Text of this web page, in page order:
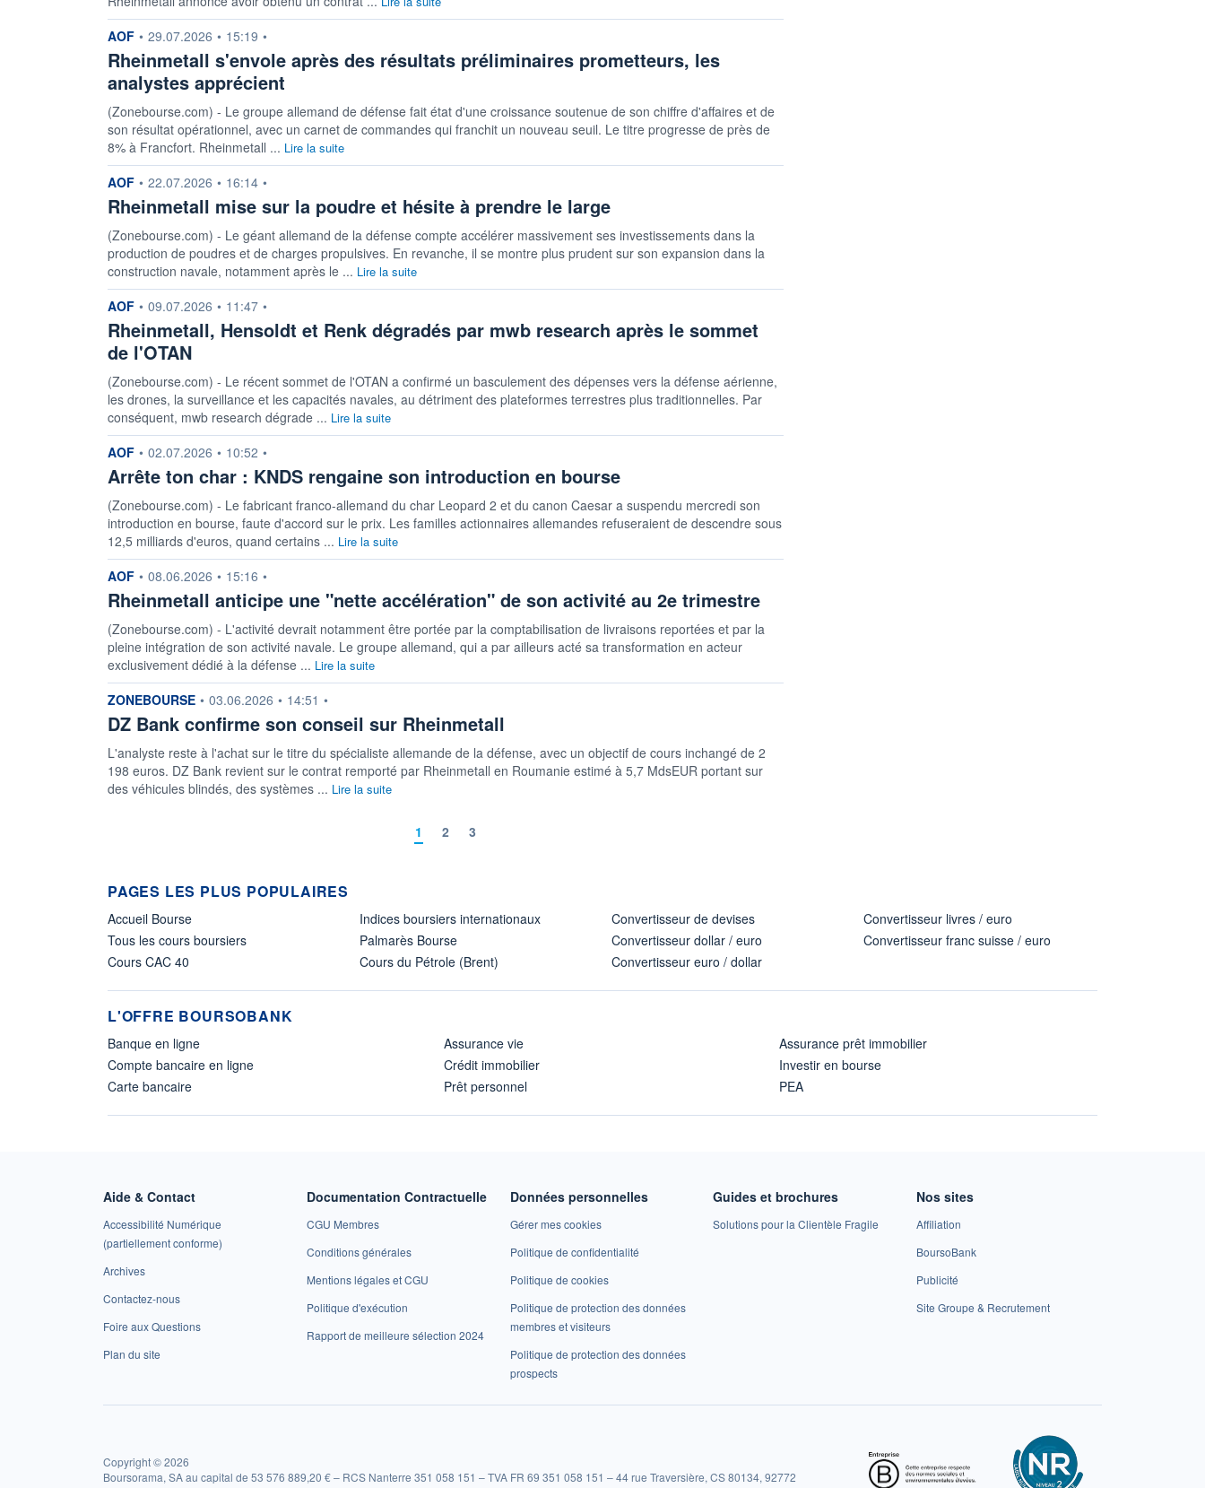
information fournie par
AOF • 29.07.2026 • 15:19 •
Rheinmetall s'envole après des résultats préliminaires prometteurs, les
analystes apprécient
(Zonebourse.com) - Le groupe allemand de défense fait état d'une croissance soutenue de son chiffre d'affaires et de
son résultat opérationnel, avec un carnet de commandes qui franchit un nouveau seuil. Le titre progresse de près de
8% à Francfort. Rheinmetall ... Lire la suite
information fournie par
AOF • 22.07.2026 • 16:14 •
Rheinmetall mise sur la poudre et hésite à prendre le large
(Zonebourse.com) - Le géant allemand de la défense compte accélérer massivement ses investissements dans la
production de poudres et de charges propulsives. En revanche, il se montre plus prudent sur son expansion dans la
construction navale, notamment après le ... Lire la suite
information fournie par
AOF • 09.07.2026 • 11:47 •
Rheinmetall, Hensoldt et Renk dégradés par mwb research après le sommet
de l'OTAN
(Zonebourse.com) - Le récent sommet de l'OTAN a confirmé un basculement des dépenses vers la défense aérienne,
les drones, la surveillance et les capacités navales, au détriment des plateformes terrestres plus traditionnelles. Par
conséquent, mwb research dégrade ... Lire la suite
information fournie par
AOF • 02.07.2026 • 10:52 •
Arrête ton char : KNDS rengaine son introduction en bourse
(Zonebourse.com) - Le fabricant franco-allemand du char Leopard 2 et du canon Caesar a suspendu mercredi son
introduction en bourse, faute d'accord sur le prix. Les familles actionnaires allemandes refuseraient de descendre sous
12,5 milliards d'euros, quand certains ... Lire la suite
information fournie par
AOF • 08.06.2026 • 15:16 •
Rheinmetall anticipe une "nette accélération" de son activité au 2e trimestre
(Zonebourse.com) - L'activité devrait notamment être portée par la comptabilisation de livraisons reportées et par la
pleine intégration de son activité navale. Le groupe allemand, qui a par ailleurs acté sa transformation en acteur
exclusivement dédié à la défense ... Lire la suite
information fournie par
ZONEBOURSE • 03.06.2026 • 14:51 •
DZ Bank confirme son conseil sur Rheinmetall
L'analyste reste à l'achat sur le titre du spécialiste allemande de la défense, avec un objectif de cours inchangé de 2
198 euros. DZ Bank revient sur le contrat remporté par Rheinmetall en Roumanie estimé à 5,7 MdsEUR portant sur
des véhicules blindés, des systèmes ... Lire la suite
1 2 3
PAGES LES PLUS POPULAIRES
Accueil Bourse
Tous les cours boursiers
Cours CAC 40
Indices boursiers internationaux
Palmarès Bourse
Cours du Pétrole (Brent)
Convertisseur de devises
Convertisseur dollar / euro
Convertisseur euro / dollar
Convertisseur livres / euro
Convertisseur franc suisse / euro
L'OFFRE BOURSOBANK
Banque en ligne
Compte bancaire en ligne
Carte bancaire
Assurance vie
Crédit immobilier
Prêt personnel
Assurance prêt immobilier
Investir en bourse
PEA
Aide & Contact
Accessibilité Numérique
(partiellement conforme)
Archives
Contactez-nous
Foire aux Questions
Plan du site
Documentation Contractuelle
CGU Membres
Conditions générales
Mentions légales et CGU
Politique d'exécution
Rapport de meilleure sélection 2024
Données personnelles
Gérer mes cookies
Politique de confidentialité
Politique de cookies
Politique de protection des données
membres et visiteurs
Politique de protection des données
prospects
Guides et brochures
Solutions pour la Clientèle Fragile
Nos sites
Affiliation
BoursoBank
Publicité
Site Groupe & Recrutement
Copyright © 2026
Boursorama, SA au capital de 53 576 889,20 € – RCS Nanterre 351 058 151 – TVA FR 69 351 058 151 – 44 rue Traversière, CS 80134, 92772